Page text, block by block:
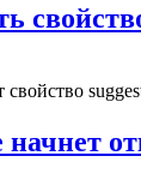
начнет